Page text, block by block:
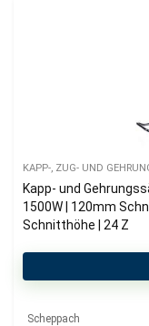
KAPP-, ZUG- UND
Kapp- und
1500W | 120mm
Schnitthöhe | 24 Z
Scheppach